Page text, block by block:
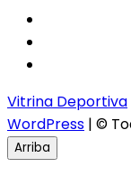
Vitrina Deportiva
WordPress | ©
Arriba